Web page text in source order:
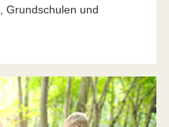
Grundschulen und